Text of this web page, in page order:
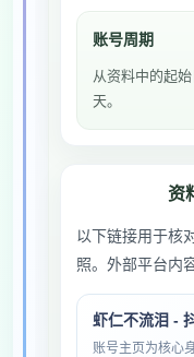
账号周期
从资料中的起
天。
资
以下链接用于核
照。外部平台内
虾仁不流泪 -
账号主页为核心